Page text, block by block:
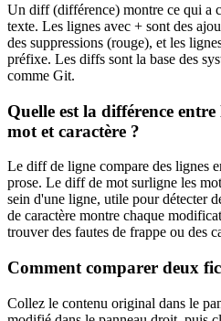
Un diff (différence) montre ce qui a
texte. Les lignes avec + sont des
des suppressions (rouge), et les
préfixe. Les diffs sont la base des
comme Git.
Quelle est la différence
mot et caractère ?
Le diff de ligne compare des lignes
prose. Le diff de mot surligne les
sein d'une ligne, utile pour détecter
de caractère montre chaque
trouver des fautes de frappe ou des
Comment comparer deux
Collez le contenu original dans le